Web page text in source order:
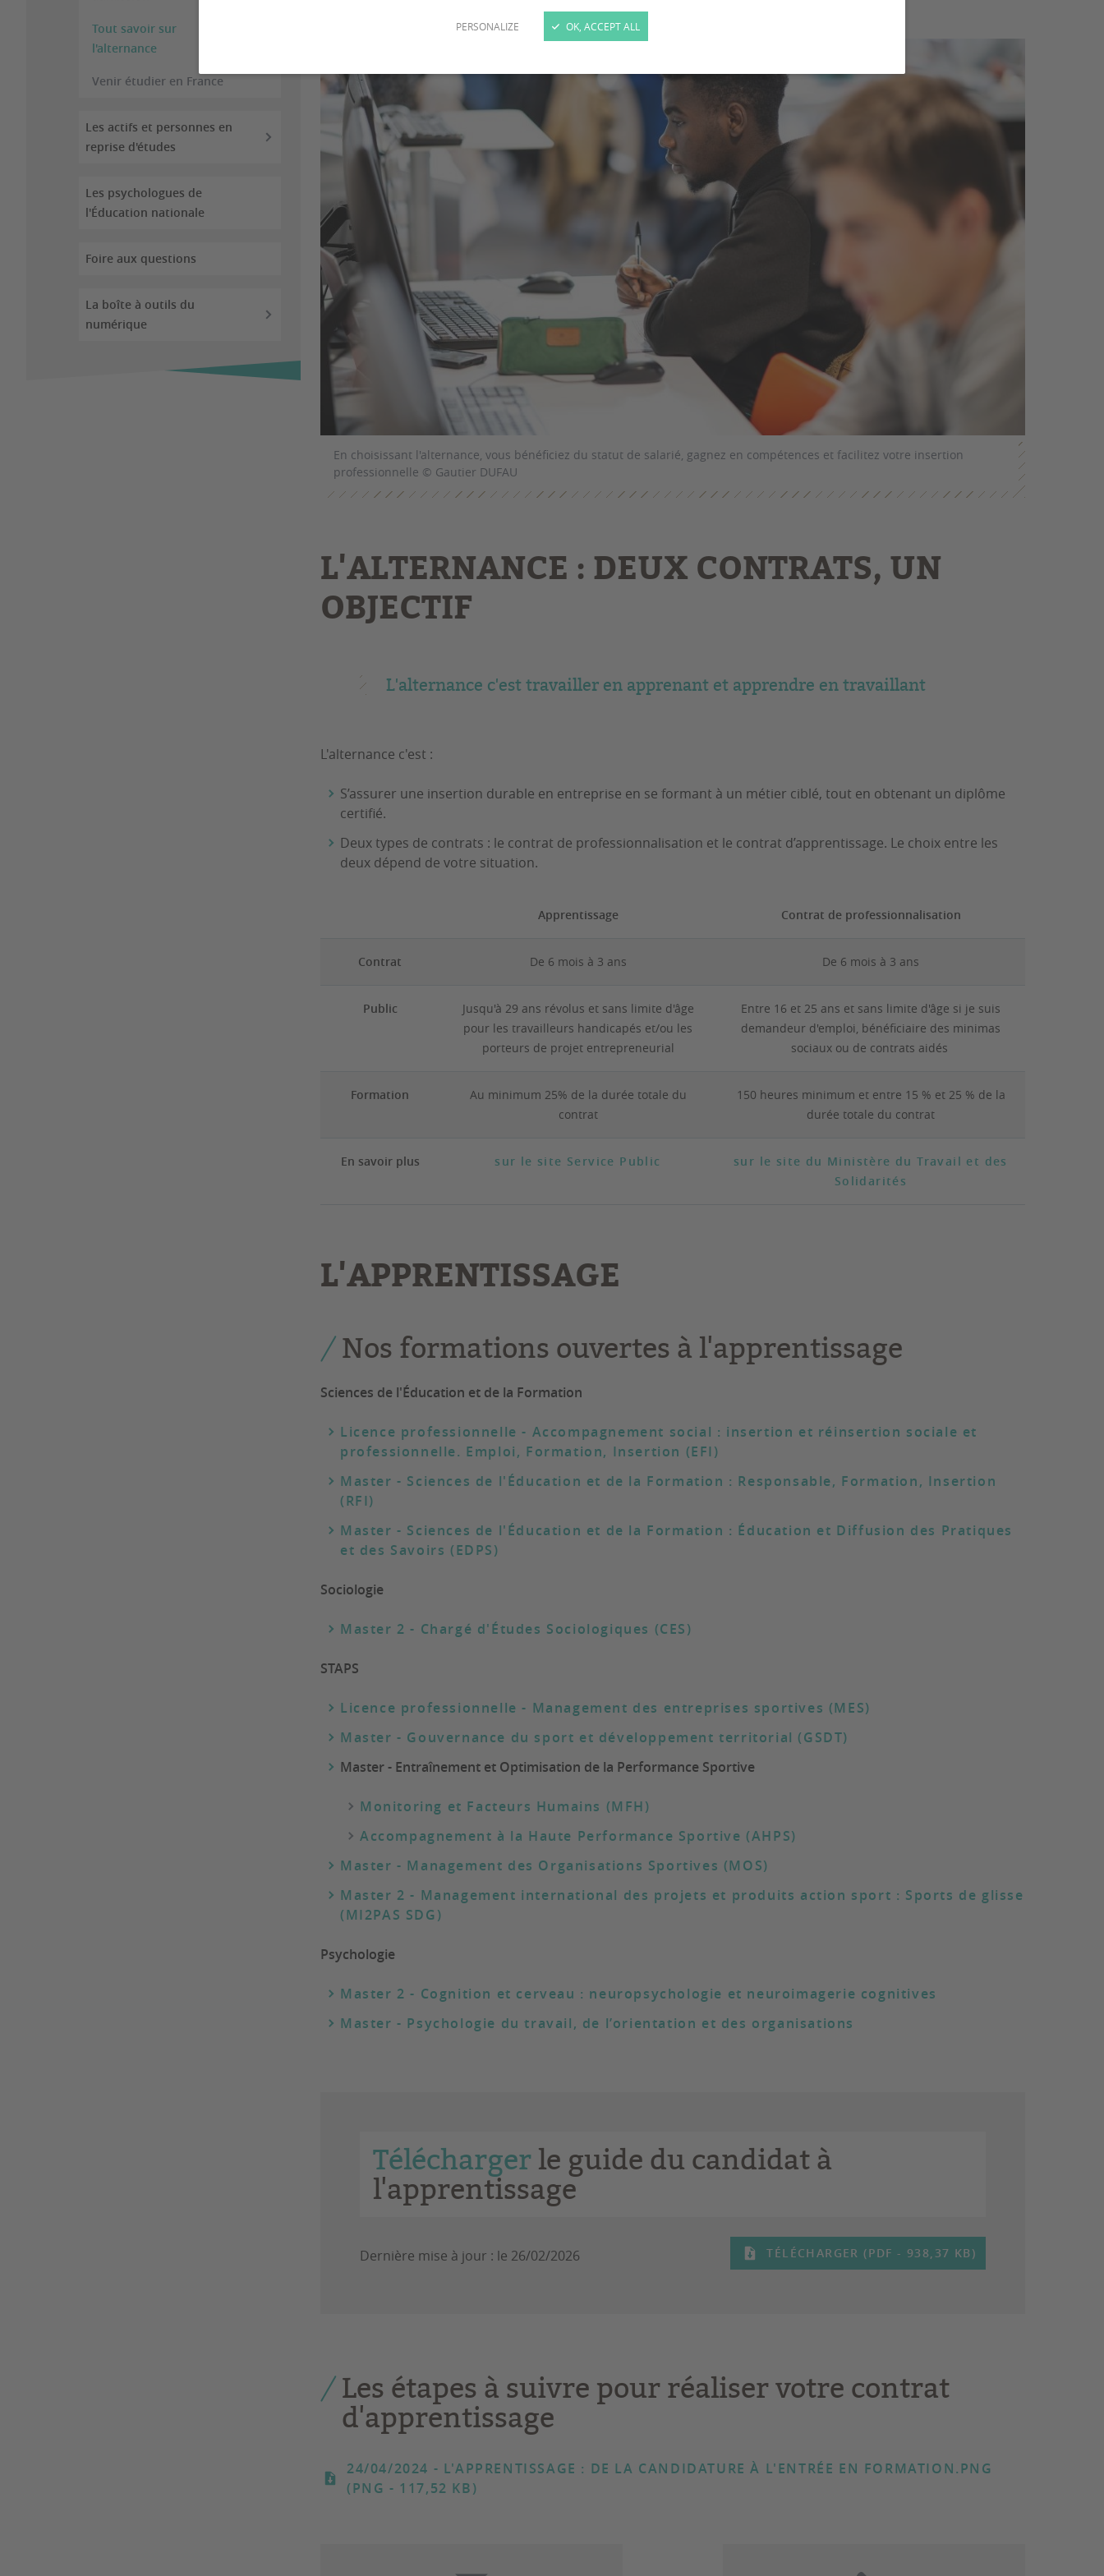
PERSONALIZE OK, ACCEPT ALL
Tout savoir sur
l'alternance
Venir étudier en France
Les actifs et personnes en
reprise d'études
Les psychologues de
l'Éducation nationale
Foire aux questions
La boîte à outils du
numérique
En choisissant l'alternance, vous bénéficiez du statut de salarié, gagnez en compétences et facilitez votre insertion
professionnelle © Gautier DUFAU
L'ALTERNANCE : DEUX CONTRATS, UN
OBJECTIF
L'alternance c'est travailler en apprenant et apprendre en travaillant
L'alternance c'est :
S’assurer une insertion durable en entreprise en se formant à un métier ciblé, tout en obtenant un diplôme
certifié.
Deux types de contrats : le contrat de professionnalisation et le contrat d’apprentissage. Le choix entre les
deux dépend de votre situation.
Apprentissage Contrat de professionnalisation
Contrat De 6 mois à 3 ans De 6 mois à 3 ans
Public
Jusqu'à 29 ans révolus et sans limite d'âge
pour les travailleurs handicapés et/ou les
porteurs de projet entrepreneurial
Entre 16 et 25 ans et sans limite d'âge si je suis
demandeur d'emploi, bénéficiaire des minimas
sociaux ou de contrats aidés
Formation
Au minimum 25% de la durée totale du
contrat
150 heures minimum et entre 15 % et 25 % de la
durée totale du contrat
En savoir plus sur le site Service Public
sur le site du Ministère du Travail et des
Solidarités
L'APPRENTISSAGE
Nos formations ouvertes à l'apprentissage
Sciences de l'Éducation et de la Formation
Licence professionnelle - Accompagnement social : insertion et réinsertion sociale et
professionnelle. Emploi, Formation, Insertion (EFI)
Master - Sciences de l'Éducation et de la Formation : Responsable, Formation, Insertion
(RFI)
Master - Sciences de l'Éducation et de la Formation : Éducation et Diffusion des Pratiques
et des Savoirs (EDPS)
Sociologie
Master 2 - Chargé d'Études Sociologiques (CES)
STAPS
Licence professionnelle - Management des entreprises sportives (MES)
Master - Gouvernance du sport et développement territorial (GSDT)
Master - Entraînement et Optimisation de la Performance Sportive
Monitoring et Facteurs Humains (MFH)
Accompagnement à la Haute Performance Sportive (AHPS)
Master - Management des Organisations Sportives (MOS)
Master 2 - Management international des projets et produits action sport : Sports de glisse
(MI2PAS SDG)
Psychologie
Master 2 - Cognition et cerveau : neuropsychologie et neuroimagerie cognitives
Master - Psychologie du travail, de l’orientation et des organisations
Téléchargerle guide du candidat à
l'apprentissage
Dernière mise à jour : le 26/02/2026 TÉLÉCHARGER (PDF - 938,37 KB)
Les étapes à suivre pour réaliser votre contrat
d'apprentissage
24/04/2024 - L'APPRENTISSAGE : DE LA CANDIDATURE À L'ENTRÉE EN FORMATION.PNG
(PNG - 117,52 KB)